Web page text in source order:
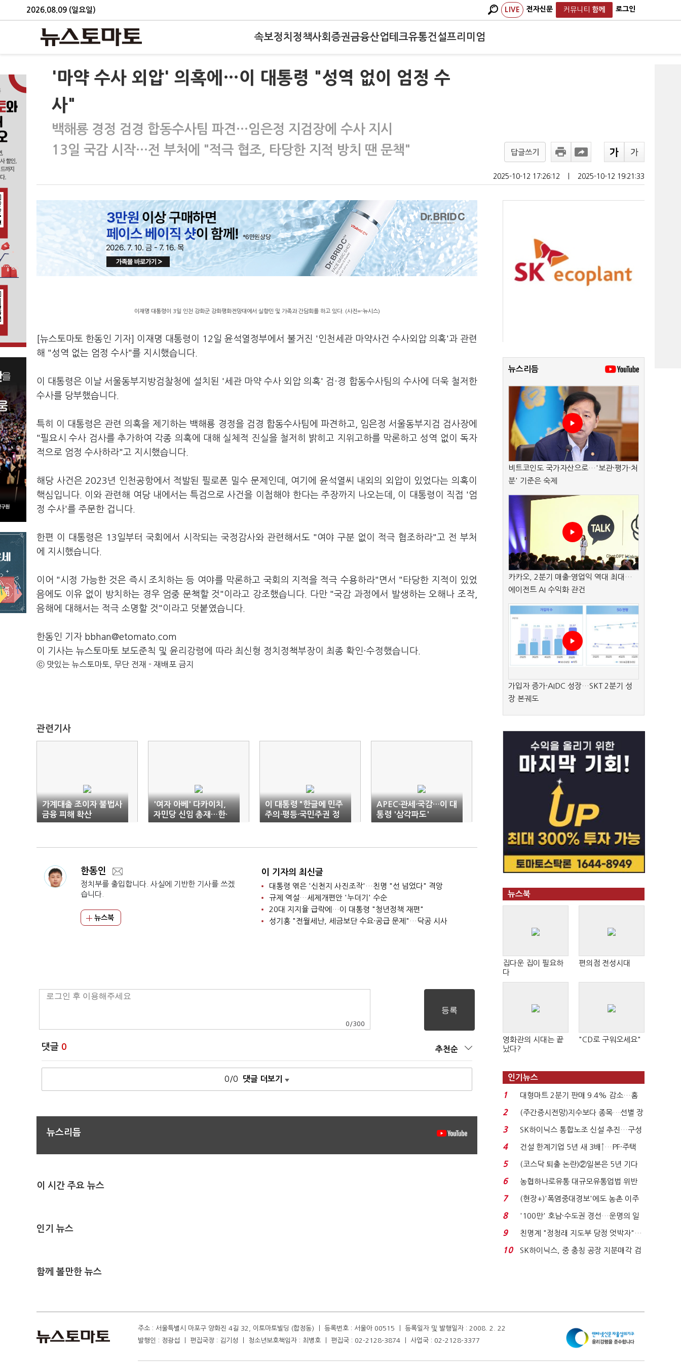
2026.08.09 (일요일) LIVE 전자신문 커뮤니티 함께 로그인
속보정치 정책사회 증권금융산업테크유통건설프리미엄
'마약 수사 외압' 의혹에…이 대통령 "성역 없이 엄정 수
사"
백해룡 경정 검경 합동수사팀 파견…임은정 지검장에 수사 지시
13일 국감 시작…전 부처에 "적극 협조, 타당한 지적 방치 땐 문책"
답글쓰기
2025-10-12 17:26:12 2025-10-12 19:21:33
이재명 대통령이 3일 인천 강화군 강화평화전망대에서 실향민 및 가족과 간담회를 하고 있다. (사진=-뉴시스)
[뉴스토마토 한동인 기자] 이재명 대통령이 12일 윤석열정부에서 불거진 '인천세관 마약사건 수사외압 의혹'과 관련
해 "성역 없는 엄정 수사"를 지시했습니다.
이 대통령은 이날 서울동부지방검찰청에 설치된 '세관 마약 수사 외압 의혹' 검·경 합동수사팀의 수사에 더욱 철저한
수사를 당부했습니다.
특히 이 대통령은 관련 의혹을 제기하는 백해룡 경정을 검경 합동수사팀에 파견하고, 임은정 서울동부지검 검사장에
"필요시 수사 검사를 추가하여 각종 의혹에 대해 실체적 진실을 철저히 밝히고 지위고하를 막론하고 성역 없이 독자
적으로 엄정 수사하라"고 지시했습니다.
해당 사건은 2023년 인천공항에서 적발된 필로폰 밀수 문제인데, 여기에 윤석열씨 내외의 외압이 있었다는 의혹이
핵심입니다. 이와 관련해 여당 내에서는 특검으로 사건을 이첩해야 한다는 주장까지 나오는데, 이 대통령이 직접 '엄
정 수사'를 주문한 겁니다.
한편 이 대통령은 13일부터 국회에서 시작되는 국정감사와 관련해서도 "여야 구분 없이 적극 협조하라"고 전 부처
에 지시했습니다.
이어 "시정 가능한 것은 즉시 조치하는 등 여야를 막론하고 국회의 지적을 적극 수용하라"면서 "타당한 지적이 있었
음에도 이유 없이 방치하는 경우 엄중 문책할 것"이라고 강조했습니다. 다만 "국감 과정에서 발생하는 오해나 조작,
음해에 대해서는 적극 소명할 것"이라고 덧붙였습니다.
한동인 기자 bbhan@etomato.com
이 기사는 뉴스토마토 보도준칙 및 윤리강령에 따라 최신형 정치정책부장이 최종 확인·수정했습니다.
ⓒ 맛있는 뉴스토마토, 무단 전재 - 재배포 금지
관련기사
가계대출 조이자 불법사
금융 피해 확산
'여자 아베' 다카이치,
자민당 신임 총재…한·
일 '험로' 예고(종합)
이 대통령 "한글에 민주
주의·평등·국민주권 정
신 배어 있어"
APEC·관세·국감…이 대
통령 '삼각파도'
한동인
정치부를 출입합니다. 사실에 기반한 기사를 쓰겠
습니다.
뉴스북
이 기자의 최신글
대통령 엮은 '신천지 사진조작'…친명 "선 넘었다" 격앙
규제 역설…세제개편안 '누더기' 수순
20대 지지율 급락에…이 대통령 "청년정책 재편"
성기홍 "전월세난, 세금보단 수요·공급 문제"…닥공 시사
0 /300
댓글 0 추천순
0/0 댓글 더보기
뉴스리듬
이 시간 주요 뉴스
인기 뉴스
함께 볼만한 뉴스
뉴스리듬
비트코인도 국가자산으로…'보관·평가·처
분' 기준은 숙제
카카오, 2분기 매출·영업익 역대 최대…
에이전트 AI 수익화 관건
가입자 증가·AIDC 성장…SKT 2분기 성
장 본궤도
뉴스북
집다운 집이 필요하
다
편의점 전성시대
영화관의 시대는 끝
났다?
"CD로 구워오세요"
인기뉴스
1
대형마트 2분기 판매 9.4% 감소…홈
플러스 사태 여파...
2
(주간증시전망)지수보다 종목…선별 장
세 이어진다...
3
SK하이닉스 통합노조 신설 추진…구성
원 간 성과급 불...
4
건설 한계기업 5년 새 3배↑…PF·주택
침체에 재무 ...
5
(코스닥 퇴출 논란)②일본은 5년 기다
려주는데 우리는 ...
6
농협하나로유통 대규모유통업법 위반
적발…공정위, 과...
7
(현장+)'폭염중대경보'에도 농촌 이주
노동자는 강행군…'야...
8
'100만' 호남·수도권 경선…운명의 일
주일
9
친명계 "정청래 지도부 당정 엇박자"…
친청계 "신천지 오...
10
SK하이닉스, 중 충칭 공장 지분매각 검
주소 : 서울특별시 마포구 양화진 4길 32, 이토마토빌딩 (합정동) ㅣ 등록번호 : 서울아 00515 ㅣ 등록일자 및 발행일자 : 2008. 2. 22
발행인 : 정광섭 ㅣ 편집국장 : 김기성 ㅣ 청소년보호책임자 : 최병호 ㅣ 편집국 : 02-2128-3874 ㅣ 사업국 : 02-2128-3377